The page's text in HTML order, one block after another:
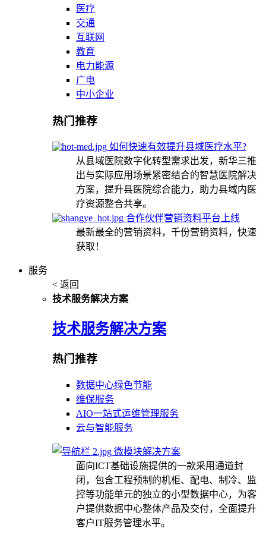
医疗
交通
互联网
教育
电力能源
广电
中小企业
热门推荐
如何快速有效提升县域医疗水平?
从县域医院数字化转型需求出发，新华三推
出与实际应用场景紧密结合的智慧医院解决
方案，提升县医院综合能力，助力县域内医
疗资源整合共享。
合作伙伴营销资料平台上线
最新最全的营销资料，千份营销资料，快速
获取！
服务
< 返回
技术服务解决方案
技术服务解决方案
热门推荐
数据中心绿色节能
维保服务
AIO一站式运维管理服务
云与智能服务
微模块解决方案
面向ICT基础设施提供的一款采用通道封
闭，包含工程预制的机柜、配电、制冷、监
控等功能单元的独立的小型数据中心，为客
户提供数据中心整体产品及交付，全面提升
客户IT服务管理水平。